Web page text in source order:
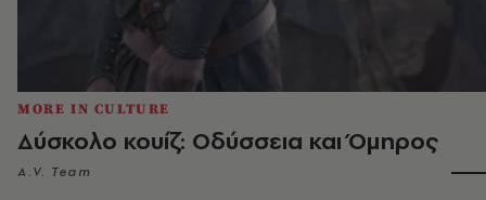
MORE IN CULTURE
Δύσκολο κουίζ: Οδύσσεια και Όμηρος
A.V. Team